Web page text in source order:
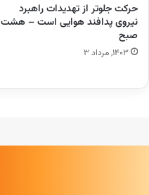
حرکت جلوتر از تهدیدات راهبرد
نیروی پدافند هوایی است – هشت
صبح
۱۴۰۳, مرداد ۳